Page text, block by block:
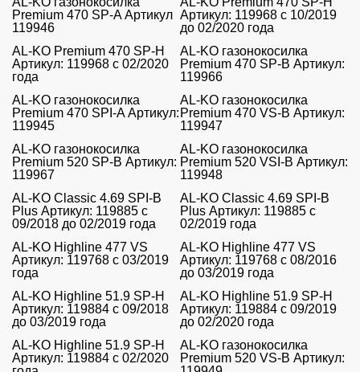
Premium 470 SP-A Артикул
119946
Артикул: 119968 с 10/2019
до 02/2020 года
AL-KO Premium 470 SP-H
Артикул: 119968 с 02/2020
года
AL-KO газонокосилка
Premium 470 SP-B Артикул:
119966
AL-KO газонокосилка
Premium 470 SPI-A Артикул:
119945
AL-KO газонокосилка
Premium 470 VS-B Артикул:
119947
AL-KO газонокосилка
Premium 520 SP-B Артикул:
119967
AL-KO газонокосилка
Premium 520 VSI-B Артикул:
119948
AL-KO Classic 4.69 SPI-B
Plus Артикул: 119885 с
09/2018 до 02/2019 года
AL-KO Classic 4.69 SPI-B
Plus Артикул: 119885 с
02/2019 года
AL-KO Highline 477 VS
Артикул: 119768 с 03/2019
года
AL-KO Highline 477 VS
Артикул: 119768 с 08/2016
до 03/2019 года
AL-KO Highline 51.9 SP-H
Артикул: 119884 с 09/2018
до 03/2019 года
AL-KO Highline 51.9 SP-H
Артикул: 119884 с 09/2019
до 02/2020 года
AL-KO Highline 51.9 SP-H
Артикул: 119884 с 02/2020
AL-KO газонокосилка
Premium 520 VS-B Артикул: